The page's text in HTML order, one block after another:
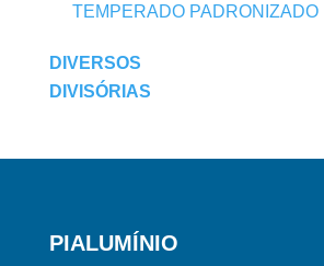
TEMPERADO PADRONIZADO
DIVERSOS
DIVISÓRIAS
PIALUMÍNIO